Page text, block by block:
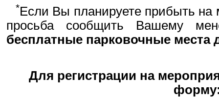
*Если Вы планируете прибыть на
просьба сообщить Вашему
бесплатные парковочные места
Для регистрации на